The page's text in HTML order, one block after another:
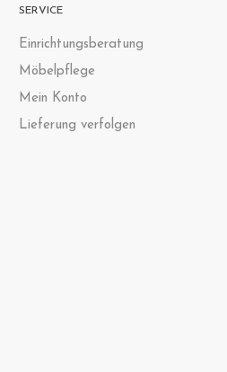
SERVICE
Einrichtungsberatung
Möbelpflege
Mein Konto
Lieferung verfolgen